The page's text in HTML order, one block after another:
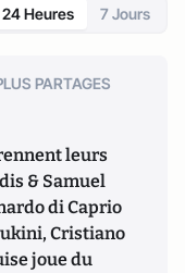
24 Heures 7 Jours
PARTAGES
leurs
& Samuel
di Caprio
Cristiano
joue du